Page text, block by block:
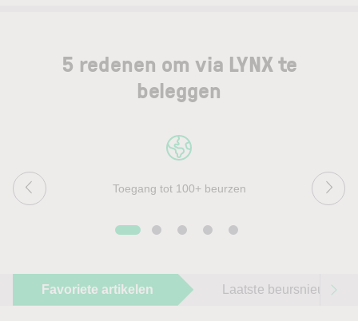
5 redenen om via LYNX te
beleggen
Toegang tot 100+ beurzen
Favoriete artikelen Laatste beursnieuws